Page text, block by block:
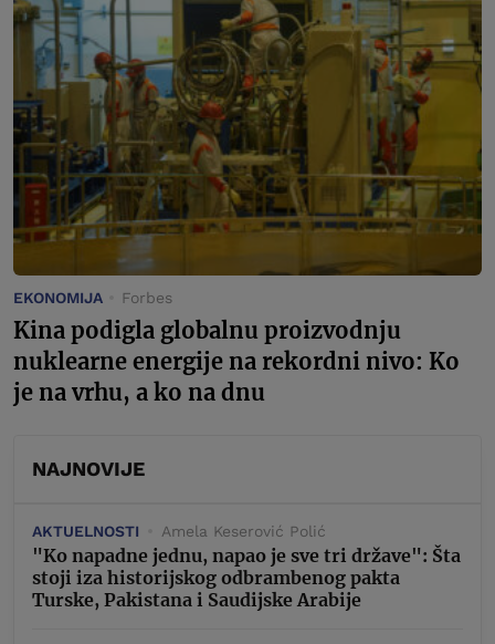
EKONOMIJA Forbes
Kina podigla globalnu proizvodnju
nuklearne energije na rekordni nivo: Ko
je na vrhu, a ko na dnu
NAJNOVIJE
AKTUELNOSTI Amela Keserović Polić
"Ko napadne jednu, napao je sve tri države": Šta
stoji iza historijskog odbrambenog pakta
Turske, Pakistana i Saudijske Arabije